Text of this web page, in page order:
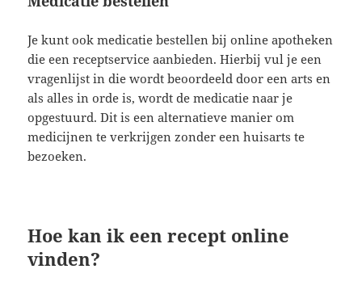
Je kunt ook medicatie bestellen bij online apotheken
die een receptservice aanbieden. Hierbij vul je een
vragenlijst in die wordt beoordeeld door een arts en
als alles in orde is, wordt de medicatie naar je
opgestuurd. Dit is een alternatieve manier om
medicijnen te verkrijgen zonder een huisarts te
bezoeken.
Hoe kan ik een recept online
vinden?